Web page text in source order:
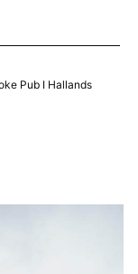
Pub I Hallands